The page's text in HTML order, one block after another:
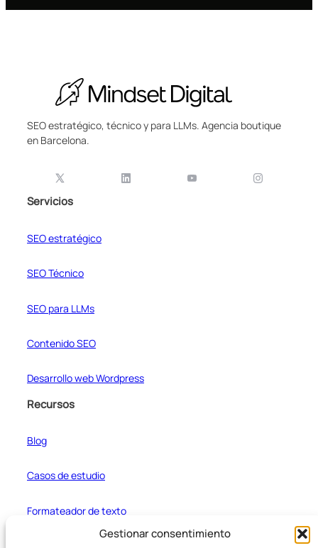
Gestionar consentimiento
SEO estratégico, técnico y para LLMs. Agencia boutique
en Barcelona.
Servicios
SEO estratégico
SEO Técnico
SEO para LLMs
Contenido SEO
Desarrollo web Wordpress
Recursos
Blog
Casos de estudio
Formateador de texto